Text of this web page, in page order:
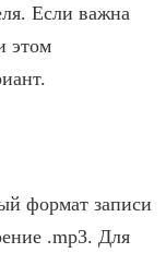
Если важна
этом
формат записи
.mp3. Для